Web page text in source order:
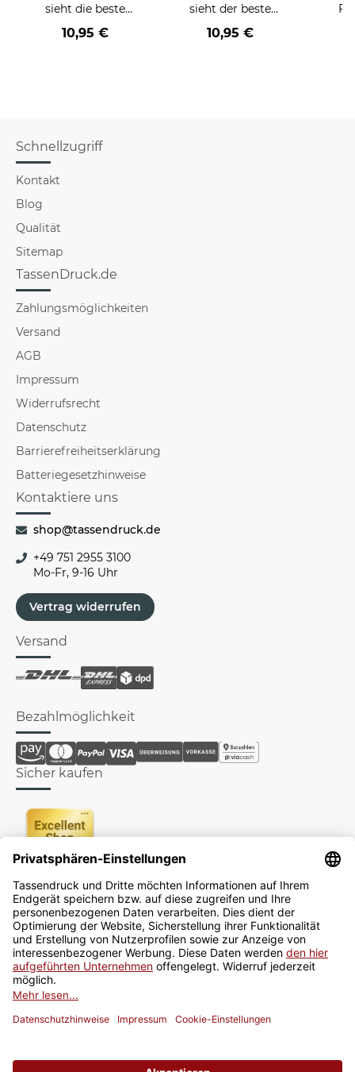
sieht die beste
BERUF aus -
verschiedene Berufe
10,95 €
sieht der beste
BERUF aus -
verschiedene Berufe
10,95 €
Schnellzugriff
Kontakt
Blog
Qualität
Sitemap
TassenDruck.de
Zahlungsmöglichkeiten
Versand
AGB
Impressum
Widerrufsrecht
Datenschutz
Barrierefreiheitserklärung
Batteriegesetzhinweise
Kontaktiere uns
shop@tassendruck.de
+49 751 2955 3100
Mo-Fr, 9-16 Uhr
Vertrag widerrufen
Versand
Bezahlmöglichkeit
Sicher kaufen
Newsletter